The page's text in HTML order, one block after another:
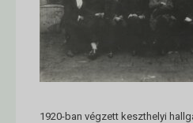
1920-ban végzett keszthelyi